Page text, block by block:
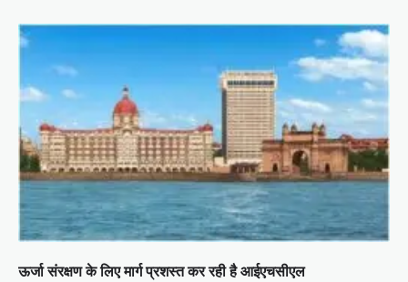
ऊर्जा संरक्षण के लिए मार्ग प्रशस्त कर रही है आईएचसीएल